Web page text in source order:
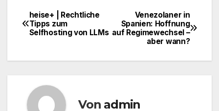
BeitragsnavigationVenezolaner in
Spanien: Hoffnung
auf Regimewechsel –
aber wann?
heise+ | Rechtliche
Tipps zum
Selfhosting von LLMs
Von admin